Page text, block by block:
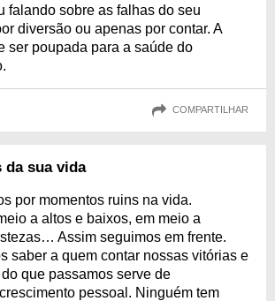
falando sobre as falhas do seu
diversão ou apenas por contar. A
ser poupada para a saúde do
COMPARTILHAR
da sua vida
por momentos ruins na vida.
a altos e baixos, em meio a
Assim seguimos em frente.
saber a quem contar nossas vitórias e
que passamos serve de
pessoal. Ninguém tem